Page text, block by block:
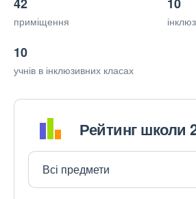
приміщення
10
учнів в інклюзивних класах
Рейтинг школи